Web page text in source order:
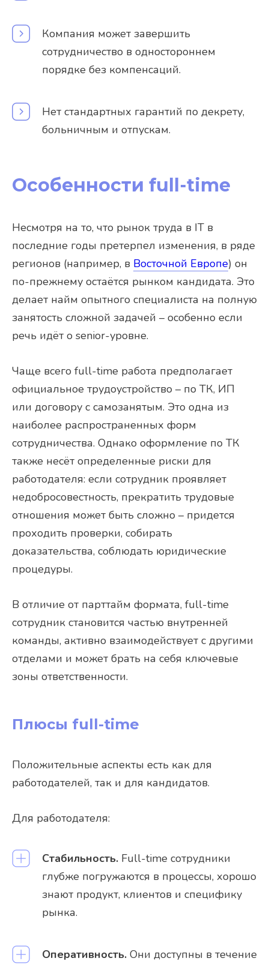
Компания может завершить
сотрудничество в одностороннем
порядке без компенсаций.
Нет стандартных гарантий по декрету,
больничным и отпускам.
Особенности full-time
Несмотря на то, что рынок труда в IT в
последние годы претерпел изменения, в ряде
регионов (например, в Восточной Европе) он
по-прежнему остаётся рынком кандидата. Это
делает найм опытного специалиста на полную
занятость сложной задачей – особенно если
речь идёт о senior-уровне.
Чаще всего full-time работа предполагает
официальное трудоустройство – по ТК, ИП
или договору с самозанятым. Это одна из
наиболее распространенных форм
сотрудничества. Однако оформление по ТК
также несёт определенные риски для
работодателя: если сотрудник проявляет
недобросовестность, прекратить трудовые
отношения может быть сложно – придется
проходить проверки, собирать
доказательства, соблюдать юридические
процедуры.
В отличие от парттайм формата, full-time
сотрудник становится частью внутренней
команды, активно взаимодействует с другими
отделами и может брать на себя ключевые
зоны ответственности.
Плюсы full-time
Положительные аспекты есть как для
работодателей, так и для кандидатов.
Для работодателя:
Стабильность. Full-time сотрудники
глубже погружаются в процессы, хорошо
знают продукт, клиентов и специфику
рынка.
Оперативность. Они доступны в течение